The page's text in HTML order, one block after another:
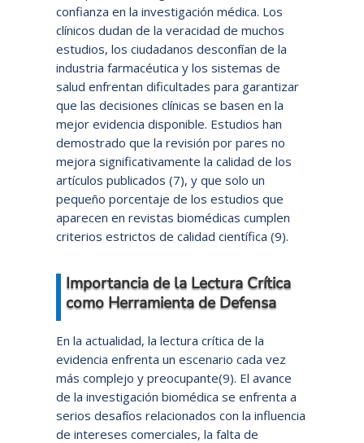
confianza en la investigación médica. Los
clínicos dudan de la veracidad de muchos
estudios, los ciudadanos desconfían de la
industria farmacéutica y los sistemas de
salud enfrentan dificultades para garantizar
que las decisiones clínicas se basen en la
mejor evidencia disponible. Estudios han
demostrado que la revisión por pares no
mejora significativamente la calidad de los
artículos publicados (7), y que solo un
pequeño porcentaje de los estudios que
aparecen en revistas biomédicas cumplen
criterios estrictos de calidad científica (9).
Importancia de la Lectura Crítica
como Herramienta de Defensa
En la actualidad, la lectura crítica de la
evidencia enfrenta un escenario cada vez
más complejo y preocupante(9). El avance
de la investigación biomédica se enfrenta a
serios desafíos relacionados con la influencia
de intereses comerciales, la falta de